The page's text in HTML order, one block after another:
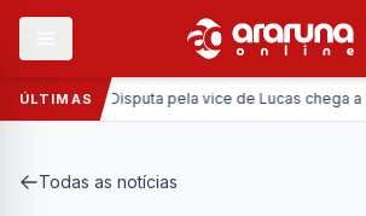
ÚLTIMAS
Política:Disputa pela vice de Lucas chega a
Todas as notícias